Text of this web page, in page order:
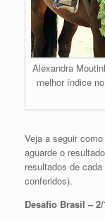
Alexandra
melhor índice
Veja a seguir
aguarde o
resultados de
conferidos).
Desafio Brasil – 2/